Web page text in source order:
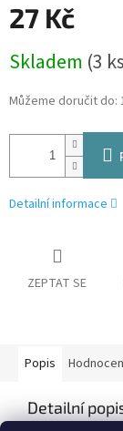
27 Kč
cena:
Skladem (3
Můžeme doručit do:
Detailní informace
ZEPTAT SE
Popis
Detailní